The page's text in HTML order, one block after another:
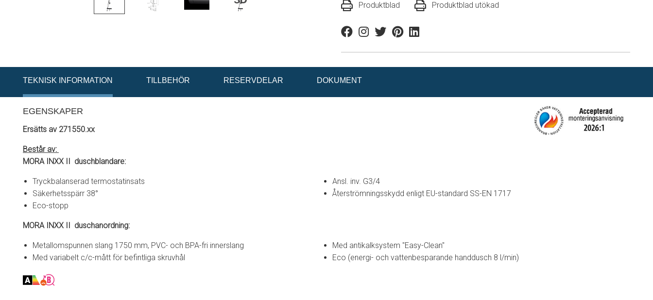
Produktblad Produktblad utökad
FacebookInstagram
TwitterPinterestLinkedin
TEKNISK INFORMATION TILLBEHÖR RESERVDELAR DOKUMENT
EGENSKAPER
Ersätts av 271550.xx
Består av:
MORA INXX II duschblandare:
Tryckbalanserad termostatinsats
Säkerhetsspärr 38°
Eco-stopp
Ansl. inv. G3/4
Återströmningsskydd enligt EU-standard SS-EN 1717
MORA INXX II duschanordning:
Metallomspunnen slang 1750 mm, PVC- och BPA-fri innerslang
Med variabelt c/c-mått för befintliga skruvhål
Med antikalksystem "Easy-Clean"
Eco (energi- och vattenbesparande handdusch 8 l/min)